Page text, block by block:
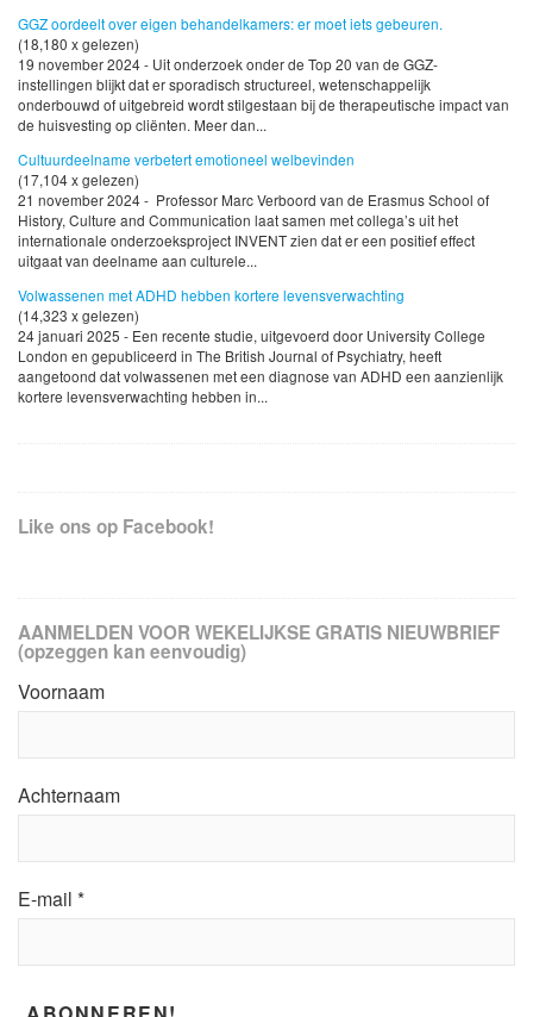
GGZ oordeelt over eigen behandelkamers: er moet iets gebeuren.
(18,180 x gelezen)
19 november 2024 - Uit onderzoek onder de Top 20 van de GGZ-
instellingen blijkt dat er sporadisch structureel, wetenschappelijk
onderbouwd of uitgebreid wordt stilgestaan bij de therapeutische impact van
de huisvesting op cliënten. Meer dan...
Cultuurdeelname verbetert emotioneel welbevinden
(17,104 x gelezen)
21 november 2024 - Professor Marc Verboord van de Erasmus School of
History, Culture and Communication laat samen met collega’s uit het
internationale onderzoeksproject INVENT zien dat er een positief effect
uitgaat van deelname aan culturele...
Volwassenen met ADHD hebben kortere levensverwachting
(14,323 x gelezen)
24 januari 2025 - Een recente studie, uitgevoerd door University College
London en gepubliceerd in The British Journal of Psychiatry, heeft
aangetoond dat volwassenen met een diagnose van ADHD een aanzienlijk
kortere levensverwachting hebben in...
Like ons op Facebook!
AANMELDEN VOOR WEKELIJKSE GRATIS NIEUWBRIEF
(opzeggen kan eenvoudig)
Voornaam
Achternaam
E-mail *